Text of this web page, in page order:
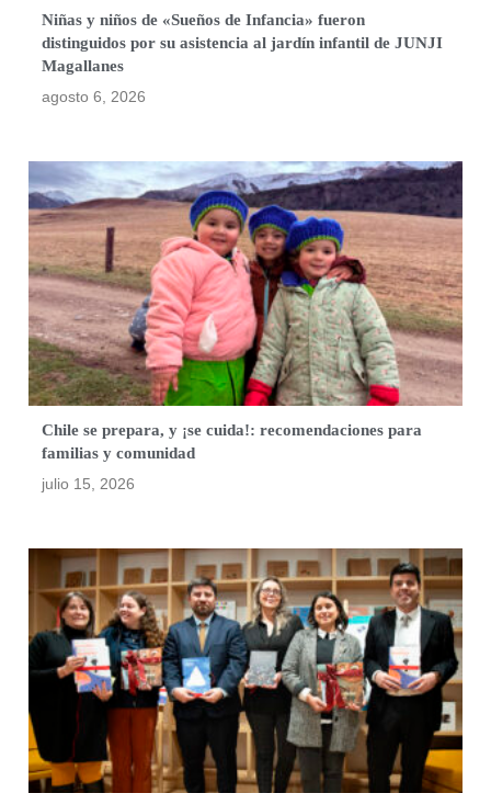
Niñas y niños de «Sueños de Infancia» fueron
distinguidos por su asistencia al jardín infantil de JUNJI
Magallanes
agosto 6, 2026
Chile se prepara, y ¡se cuida!: recomendaciones para
familias y comunidad
julio 15, 2026